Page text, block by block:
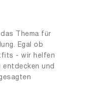
Thema für
Egal ob
- wir helfen
entdecken und